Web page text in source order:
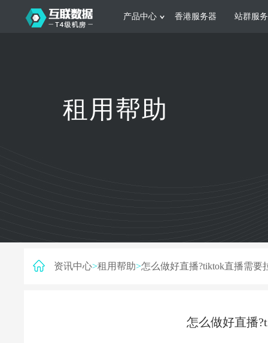
产品中心
日本服务器 新加坡服务器
香港服务器 站群服
根据不同规模的网站提供可定制化的架
构和 一站式协助租用帮助
资讯中心>租用帮助>怎么做好直播?tiktok直播需要
怎么做好直播